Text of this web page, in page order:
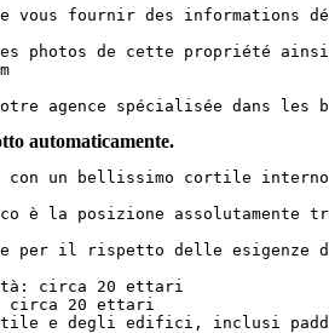
vous fournir des informations
photos de cette propriété
agence spécialisée dans
automaticamente.
un bellissimo cortile
è la posizione assolutamente
per il rispetto delle
circa 20 ettari
circa 20 ettari
e degli edifici, inclusi